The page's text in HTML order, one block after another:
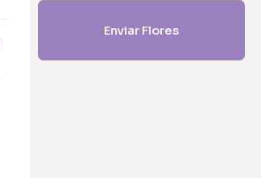
Enviar Flores